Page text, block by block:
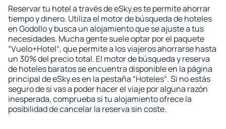
Reservar tu hotel a través de eSky.es te permite ahorrar
tiempo y dinero. Utiliza el motor de búsqueda de hoteles
en Godollo y busca un alojamiento que se ajuste a tus
necesidades. Mucha gente suele optar por el paquete
“Vuelo+Hotel“, que permite a los viajeros ahorrarse hasta
un 30% del precio total. El motor de búsqueda y reserva
de hoteles baratos se encuentra disponible en la página
principal de eSky.es en la pestaña “Hoteles“. Si no estás
seguro de si vas a poder hacer el viaje por alguna razón
inesperada, comprueba si tu alojamiento ofrece la
posibilidad de cancelar la reserva sin coste.